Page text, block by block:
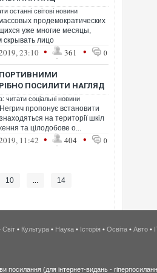
останні світові новини
продемократических
уже многие месяцы,
скрывать лицо
23:10 • 361 • 0
ПОСИЛИТИ НАГЛЯД
читати соціальні новини
пропонує встановити
на території шкіл
та цілодобове о...
11:42 • 404 • 0
10 ... 14
Світ • Культура • Наука • Історія • Освіта • Авто •
посилання (для інтернет-видань -